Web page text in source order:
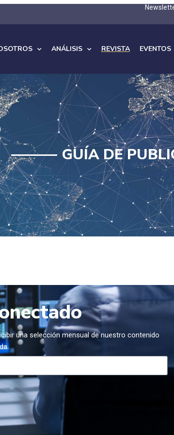
ANÁLISIS REVISTA EVENTOS
GUÍA DE
una selección mensual de nuestro contenido